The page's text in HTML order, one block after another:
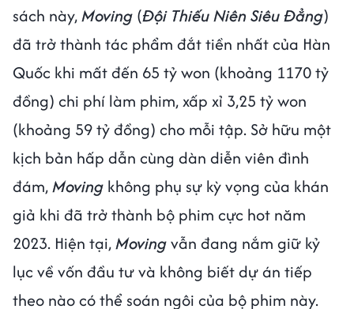
sách này,Moving (Đội Thiếu Niên Siêu Đẳng)
đã trở thành tác phẩm đắt tiền nhất của Hàn
Quốc khi mất đến 65 tỷ won (khoảng 1170 tỷ
đồng) chi phí làm phim, xấp xỉ 3,25 tỷ won
(khoảng 59 tỷ đồng) cho mỗi tập. Sở hữu một
kịch bản hấp dẫn cùng dàn diễn viên đình
đám,Moving không phụ sự kỳ vọng của khán
giả khi đã trở thành bộ phim cực hot năm
2023. Hiện tại,Movingvẫn đang nắm giữ kỷ
lục về vốn đầu tư và không biết dự án tiếp
theo nào có thể soán ngôi của bộ phim này.